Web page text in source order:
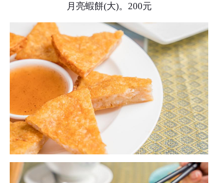
月亮蝦餅(大)。200元